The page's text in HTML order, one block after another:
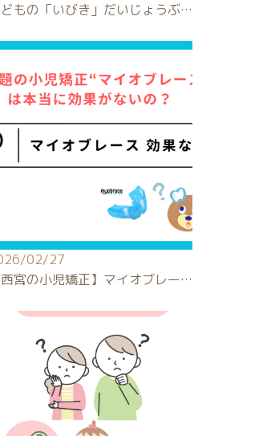
もの「いびき」だいじょうぶ…
02/27
西宮の小児矯正】マイオブレー…